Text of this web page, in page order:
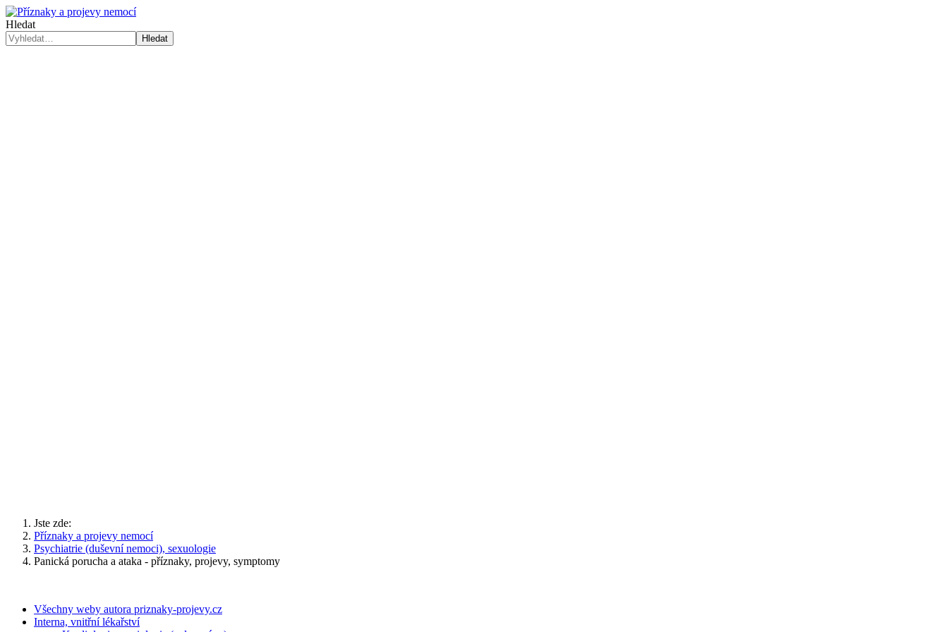
Hledat
Hledat
Jste zde:
Příznaky a projevy nemocí
Psychiatrie (duševní nemoci), sexuologie
Panická porucha a ataka - příznaky, projevy, symptomy
Všechny weby autora priznaky-projevy.cz
Interna, vnitřní lékařství